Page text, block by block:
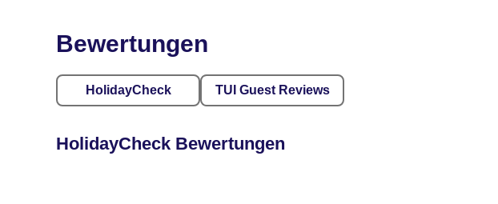
Bewertungen
HolidayCheck TUI Guest Reviews
HolidayCheck Bewertungen